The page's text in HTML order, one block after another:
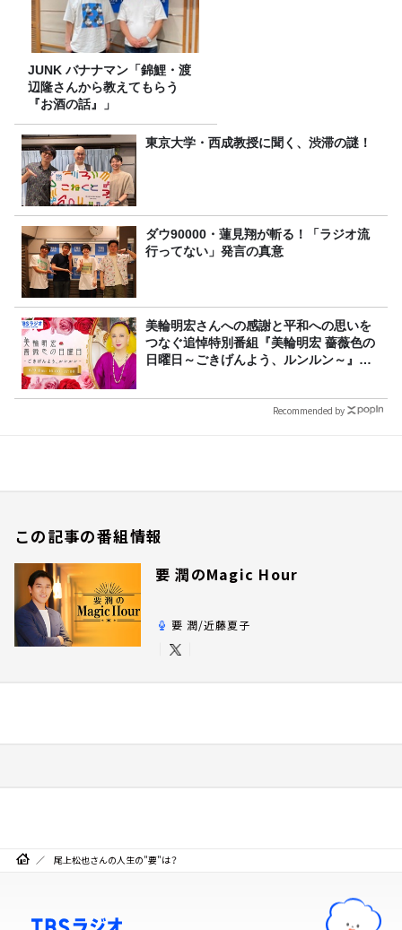
JUNK バナナマン「錦鯉・渡
辺隆さんから教えてもらう
『お酒の話』」
東京大学・西成教授に聞く、渋滞の謎！
ダウ90000・蓮見翔が斬る！「ラジオ流
行ってない」発言の真意
美輪明宏さんへの感謝と平和への思いを
つなぐ追悼特別番組『美輪明宏 薔薇色の
日曜日～ごきげんよう、ルンルン～』
Recommended by
この記事の番組情報
要 潤のMagic Hour
要 潤/近藤夏子
尾上松也さんの人生の"要"は？